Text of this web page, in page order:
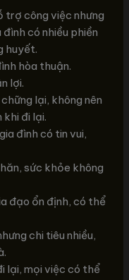
trợ công việc nhưng
có nhiều phiền
huyết.
hòa thuận.
lợi.
lại, không nên
đi lại.
đình có tin vui,
sức khỏe không
đạo ổn định, có thể
chi tiêu nhiều,
lại, mọi việc có thể